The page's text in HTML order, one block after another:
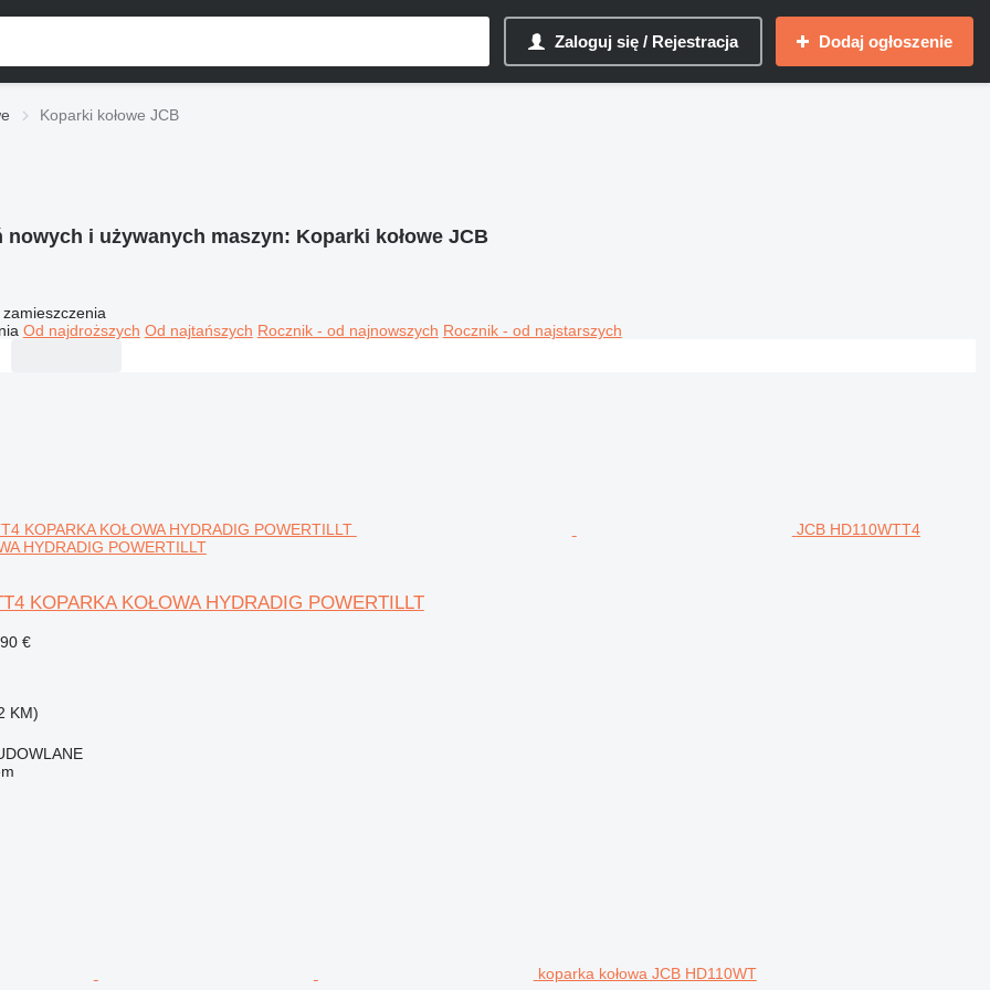
Zaloguj się / Rejestracja Dodaj ogłoszenie
Koparki kołowe JCB
nowych i używanych maszyn: Koparki kołowe JCB
zamieszczenia
Od najdroższych Od najtańszych Rocznik - od najnowszych Rocznik - od najstarszych
JCB HD110WTT4
HYDRADIG POWERTILLT
KOPARKA KOŁOWA HYDRADIG POWERTILLT
€
KM)
koparka kołowa JCB HD110WT